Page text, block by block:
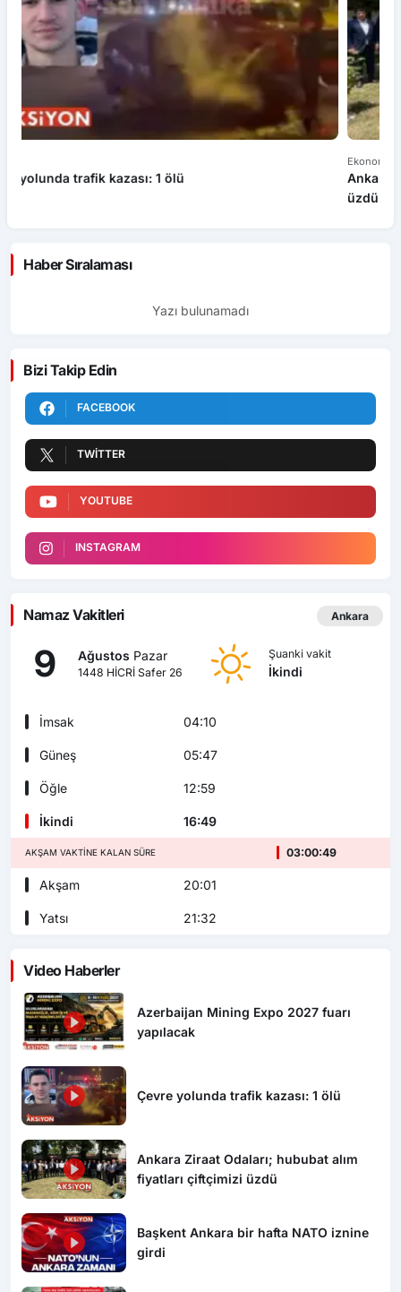
Ankara Ziraat Odaları; hububat alım fiyatları çiftçimizi
Haber Sıralaması
Yazı bulunamadı
Bizi Takip Edin
FACEBOOK
TWITTER
YOUTUBE
INSTAGRAM
Namaz Vakitleri Ankara
9 Ağustos Pazar
1448 HİCRİ Safer 26
Şuanki vakit
İkindi
İmsak 04:10
Güneş 05:47
Öğle 12:59
İkindi 16:49
AKŞAM VAKTINE KALAN SÜRE 03:00:48
Akşam 20:01
Yatsı 21:32
Video Haberler
Azerbaijan Mining Expo 2027 fuarı
yapılacak
Çevre yolunda trafik kazası: 1 ölü
Ankara Ziraat Odaları; hububat alım
fiyatları çiftçimizi üzdü
Başkent Ankara bir hafta NATO iznine
girdi